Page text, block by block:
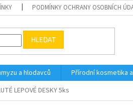
PODMÍNKY OCHRANY OSOBNÍCH
HLEDAT
a hlodavců Přírodní kosmetika
LEPOVÉ DESKY 5ks